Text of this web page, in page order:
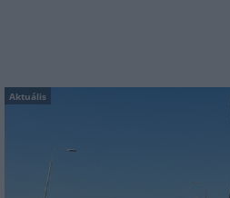
Aktuális